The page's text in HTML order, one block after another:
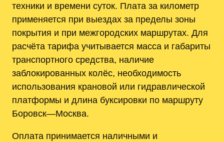
техники и времени суток. Плата за километр
применяется при выездах за пределы зоны
покрытия и при межгородских маршрутах. Для
расчёта тарифа учитывается масса и габариты
транспортного средства, наличие
заблокированных колёс, необходимость
использования крановой или гидравлической
платформы и длина буксировки по маршруту
Боровск—Москва.
Оплата принимается наличными и